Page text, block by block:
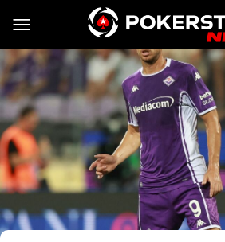
Vai al contenuto